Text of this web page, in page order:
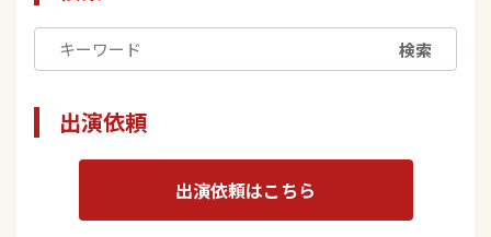
検索
出演依頼
出演依頼はこちら